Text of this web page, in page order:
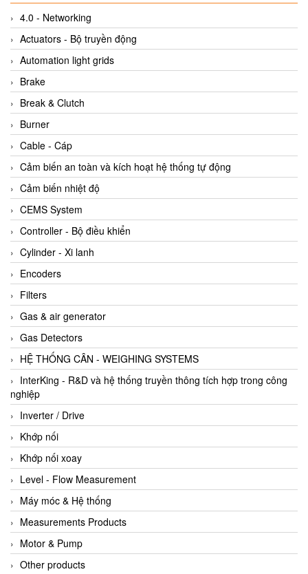
4.0 - Networking
Actuators - Bộ truyền động
Automation light grids
Brake
Break & Clutch
Burner
Cable - Cáp
Cảm biến an toàn và kích hoạt hệ thống tự động
Cảm biến nhiệt độ
CEMS System
Controller - Bộ điều khiển
Cylinder - Xi lanh
Encoders
Filters
Gas & air generator
Gas Detectors
HỆ THỐNG CÂN - WEIGHING SYSTEMS
InterKing - R&D và hệ thống truyền thông tích hợp trong công
nghiệp
Inverter / Drive
Khớp nối
Khớp nối xoay
Level - Flow Measurement
Máy móc & Hệ thống
Measurements Products
Motor & Pump
Other products